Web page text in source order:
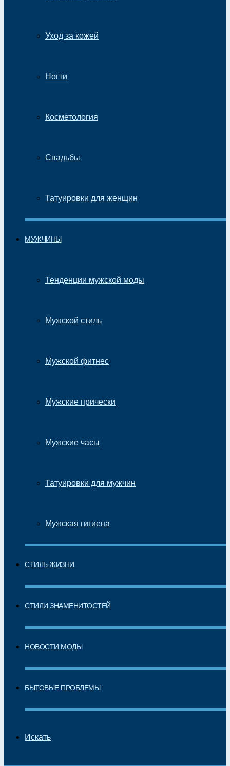
Уход за кожей
Ногти
Косметология
Свадьбы
Татуировки для женщин
МУЖЧИНЫ
Тенденции мужской моды
Мужской стиль
Мужской фитнес
Мужские прически
Мужские часы
Татуировки для мужчин
Мужская гигиена
СТИЛЬ ЖИЗНИ
СТИЛИ ЗНАМЕНИТОСТЕЙ
НОВОСТИ МОДЫ
БЫТОВЫЕ ПРОБЛЕМЫ
Искать